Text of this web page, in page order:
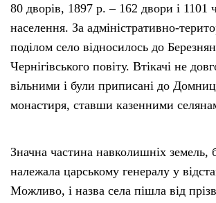
80 дворів, 1897 р. – 162 двори і 1101
населення. За адміністративно-
поділом село відносилось до
Чернігівського повіту. Втікачі не
вільними і були приписані до
монастиря, ставши казенними
Значна частина навколишніх земель,
належала царському генералу у
Можливо, і назва села пішла від